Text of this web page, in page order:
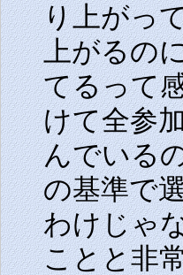
り上がっ
上がるの
てるって
けて全参
んでいる
の基準で
わけじゃ
ことと非